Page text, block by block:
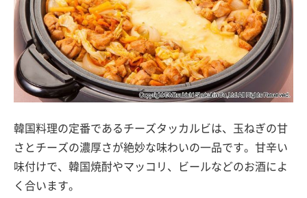
韓国料理の定番であるチーズタッカルビは、玉ねぎの甘
さとチーズの濃厚さが絶妙な味わいの一品です。甘辛い
味付けで、韓国焼酎やマッコリ、ビールなどのお酒によ
く合います。